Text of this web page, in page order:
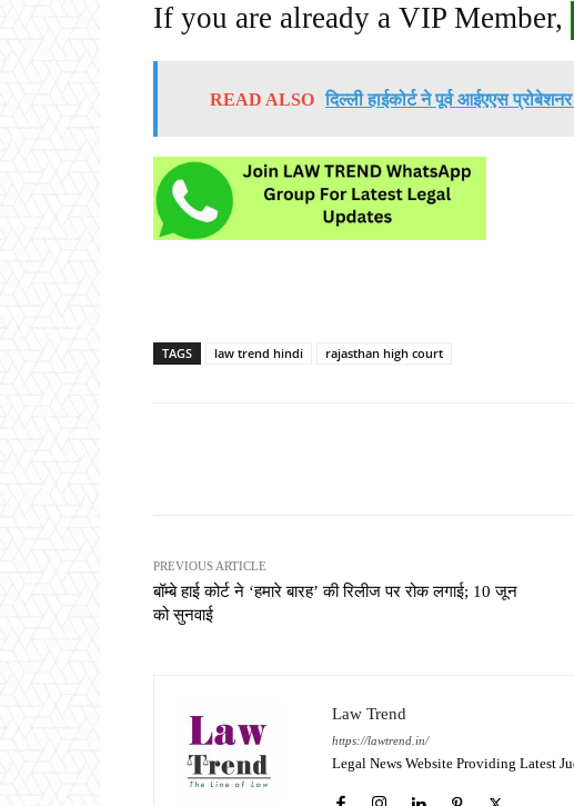
If you are already a VIP Member,
READ ALSO दिल्ली हाईकोर्ट ने पूर्व आईएएस
TAGS law trend hindi rajasthan high court
PREVIOUS ARTICLE
बॉम्बे हाई कोर्ट ने ‘हमारे बारह’ की रिलीज पर रोक लगाई; 10 जून
को सुनवाई
Law Trend
https://lawtrend.in/
Legal News Website Providing Latest